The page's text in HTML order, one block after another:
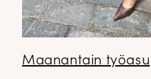
Maanantain työasu